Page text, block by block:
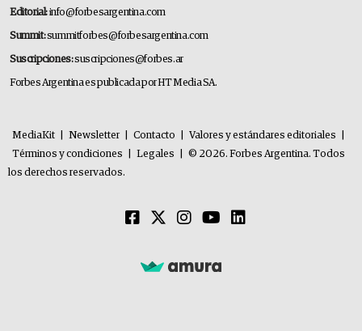
Editorial:info@forbesargentina.com
Summit:summitforbes@forbesargentina.com
Suscripciones:suscripciones@forbes.ar
Forbes Argentina es publicada por HT Media SA.
MediaKit Newsletter Contacto Valores y estándares editoriales
Términos y condiciones
Legales
© 2026. Forbes Argentina. Todos
los derechos reservados.